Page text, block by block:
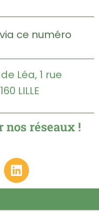
ce numéro
Léa, 1 rue
LILLE
nos réseaux !